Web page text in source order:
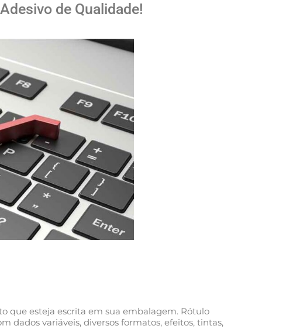
de Qualidade!
que esteja escrita em sua embalagem. Rótulo
dados variáveis, diversos formatos, efeitos, tintas,